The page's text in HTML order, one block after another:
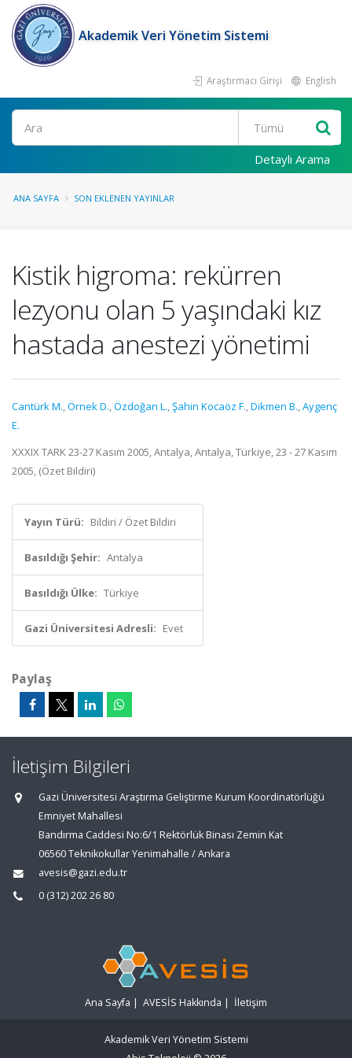
Akademik Veri Yönetim Sistemi
Araştırmacı Girişi English
Ara
Detaylı Arama
ANA SAYFA SON EKLENEN YAYINLAR
Kistik higroma: rekürren
lezyonu olan 5 yaşındaki kız
hastada anestezi yönetimi
Cantürk M.,Örnek D.,Özdoğan L.,Şahin Kocaöz F.,Dikmen B.,Aygenç
E.
XXXIX TARK 23-27 Kasım 2005, Antalya, Antalya, Türkiye, 23 - 27 Kasım
2005, (Özet Bildiri)
Yayın Türü: Bildiri / Özet Bildiri
Basıldığı Şehir: Antalya
Basıldığı Ülke: Türkiye
Gazi Üniversitesi Adresli: Evet
Paylaş
İletişim Bilgileri
Gazi Üniversitesi Araştırma Geliştirme Kurum Koordinatörlüğü
Emniyet Mahallesi
Bandırma Caddesi No:6/1 Rektörlük Binası Zemin Kat
06560 Teknikokullar Yenimahalle / Ankara
avesis@gazi.edu.tr
0 (312) 202 26 80
Ana Sayfa | AVESİS Hakkında | İletişim
Akademik Veri Yönetim Sistemi